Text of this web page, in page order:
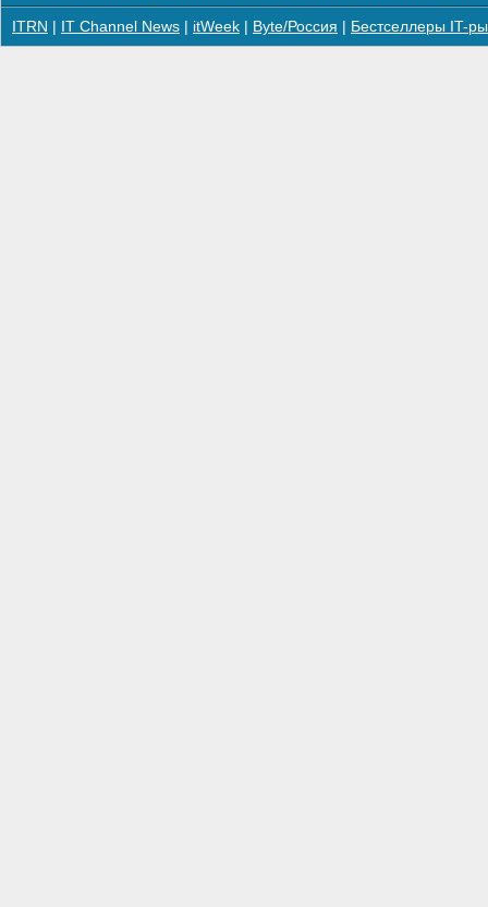
ITRN IT Channel News itWeek Byte/Россия Бестселлеры IT-